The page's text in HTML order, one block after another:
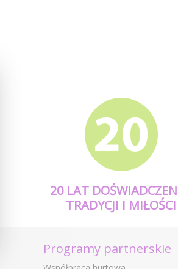
20 LAT
TRADYCJI I MIŁOŚCI
Programy partnerskie